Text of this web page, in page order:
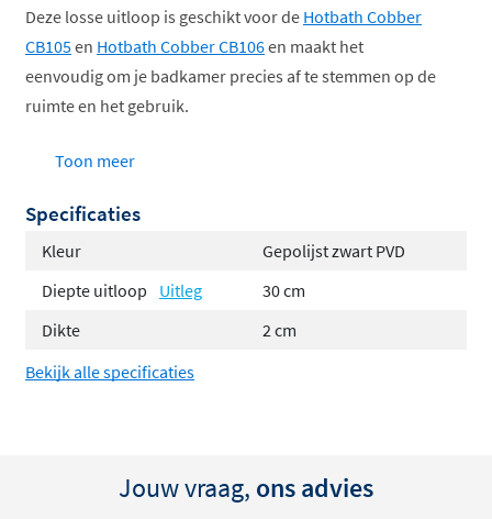
Deze losse uitloop is geschikt voor de Hotbath Cobber
CB105en Hotbath Cobber CB106en maakt het
eenvoudig om je badkamer precies af te stemmen op de
ruimte en het gebruik.
Keuze uit vier lengtes (15, 18, 25 en 30 cm) zodat
terechtkomt
Ideaal voor zowel kleine wastafels (kortere
Eenvoudig te vervangen zonder de complete
inbouwkraan te demonteren
langdurig mooie afwerking in de badkamer
Toon meer
Specificaties
Kleur
Gepolijst zwart PVD
Diepte uitloop
Uitleg
30 cm
Dikte
2 cm
Bekijk alle specificaties
Jouw vraag, ons advies